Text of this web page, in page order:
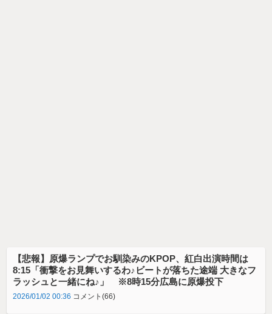
【悲報】原爆ランプでお馴染みのKPOP、紅白出演時間は
8:15「衝撃をお見舞いするわ♪ビートが落ちた途端 大きなフ
ラッシュと一緒にね♪」 ※8時15分広島に原爆投下
2026/01/02 00:36 コメント(66)